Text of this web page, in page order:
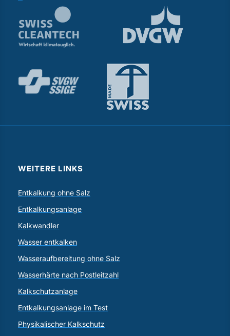
WEITERE LINKS
Entkalkung ohne Salz
Entkalkungsanlage
Kalkwandler
Wasser entkalken
Wasseraufbereitung ohne Salz
Wasserhärte nach Postleitzahl
Kalkschutzanlage
Entkalkungsanlage im Test
Physikalischer Kalkschutz